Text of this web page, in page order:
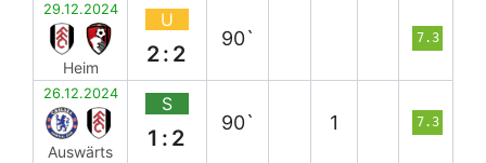
29.12.2024
Heim
U
2:2
90` 7.3
26.12.2024
Auswärts
S
1:2
90` 1 7.3